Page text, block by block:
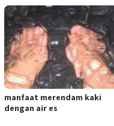
manfaat merendam kaki
dengan air es